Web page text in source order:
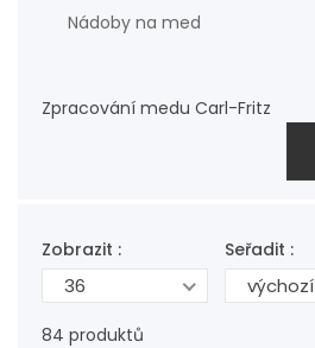
Nádoby na med
Zpracování medu Carl-Fritz
Zobrazit :
36
Seřadit :
výchozí
84 produktů